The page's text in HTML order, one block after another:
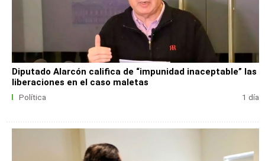
Diputado Alarcón califica de “impunidad inaceptable” las
liberaciones en el caso maletas
Política 1 día